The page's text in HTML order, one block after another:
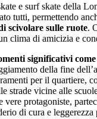
e surf skate della
tutti, permettendo
scivolare sulle ruote.
clima di amicizia e
significativi
della fine
per il quartiere,
strade vicine alle
vere protagoniste,
di cura e